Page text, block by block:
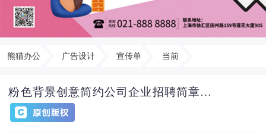
熊猫办公 广告设计 宣传单 当前
粉色背景创意简约公司企业招聘简章宣传单单页招聘简章折页